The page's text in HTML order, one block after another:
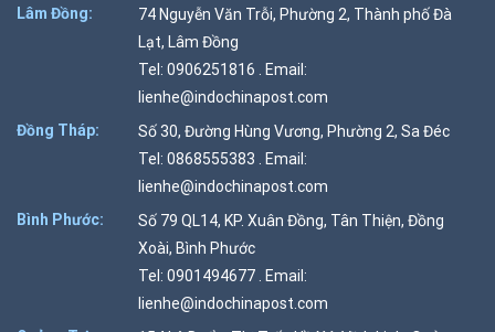
Lâm Đồng:
74 Nguyễn Văn Trỗi, Phường 2, Thành phố Đà
Lạt, Lâm Đồng
Tel: 0906251816 . Email:
lienhe@indochinapost.com
Đồng Tháp:
Số 30, Đường Hùng Vương, Phường 2, Sa Đéc
Tel: 0868555383 . Email:
lienhe@indochinapost.com
Bình Phước:
Số 79 QL14, KP. Xuân Đồng, Tân Thiện, Đồng
Xoài, Bình Phước
Tel: 0901494677 . Email:
lienhe@indochinapost.com